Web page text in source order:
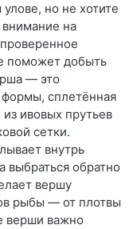
но не хотите
внимание на
поможет добыть
— это
формы, сплетённая
ивовых прутьев
сетки.
внутрь
выбраться обратно
вершу
рыбы — от плотвы
верши важно